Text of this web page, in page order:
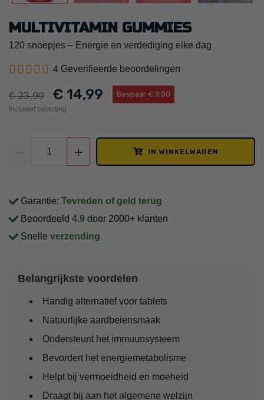
MULTIVITAMIN GUMMIES
120 snoepjes – Energie en verdediging elke dag
4 Geverifieerde beoordelingen
€ 23,99 € 14,99 Bespaar € 9,00
Inclusief belasting
IN WINKELWAGEN
Garantie: Tevreden of geld terug
Beoordeeld 4.9 door 2000+ klanten
Snelle verzending
Belangrijkste voordelen
Handig alternatief voor tablets
Natuurlijke aardbeiensmaak
Ondersteunt het immuunsysteem
Bevordert het energiemetabolisme
Helpt bij vermoeidheid en moeheid
Draagt bij aan het algemene welzijn